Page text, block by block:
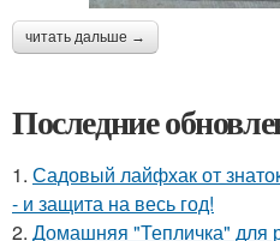
читать дальше →
Последние
1. Садовый лайфхак от
- и защита на весь год!
2. Домашняя "Тепличка" для